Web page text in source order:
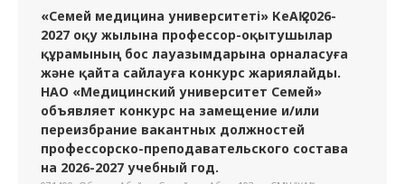
«Семей медицина университеті» КеАҚ 2026-
2027 оқу жылына профессор-оқытушылар
құрамының бос лауазымдарына орналасуға
және қайта сайлауға конкурс жариялайды.
НАО «Медицинский университет Семей»
объявляет конкурс на замещение и/или
переизбрание вакантных должностей
профессорско-преподавательского состава
на 2026-2027 учебный год.